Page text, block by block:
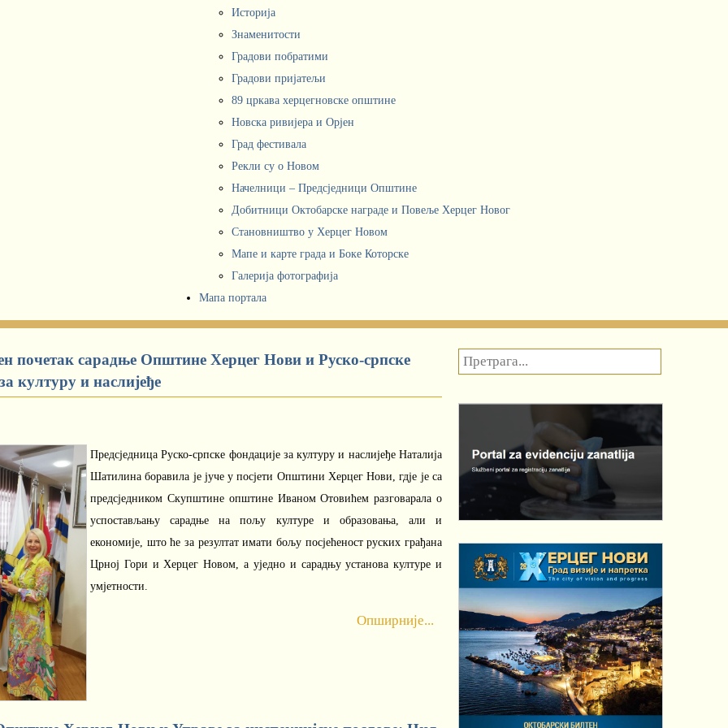
Историја
Знаменитости
Градови побратими
Градови пријатељи
89 цркава херцегновске општине
Новска ривијера и Орјен
Град фестивала
Рекли су о Новом
Начелници – Предсједници Општине
Добитници Октобарске награде и Повеље Херцег Новог
Становништво у Херцег Новом
Мапе и карте града и Боке Которске
Галерија фотографија
Мапа портала
почетак сарадње Општине Херцег Нови и Руско-српске
културу и наслијеђе
Предсједница Руско-српске фондације за културу и наслијеђе Наталија
Шатилина боравила је јуче у посјети Општини Херцег Нови, гдје је са
предсједником Скупштине општине Иваном Отовићем разговарала о
успостављању сарадње на пољу културе и образовања, али и
економије, што ће за резултат имати бољу посјећеност руских грађана
Црној Гори и Херцег Новом, а уједно и сарадњу установа културе и
умјетности.
Опширније...